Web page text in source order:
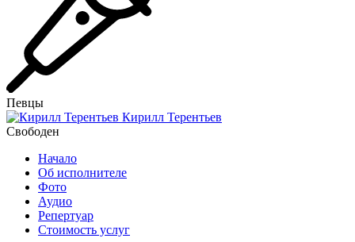
Певцы
Кирилл Терентьев
Свободен
Начало
Об исполнителе
Фото
Аудио
Репертуар
Стоимость услуг